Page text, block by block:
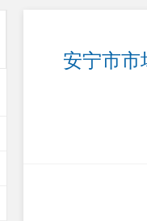
安宁市市